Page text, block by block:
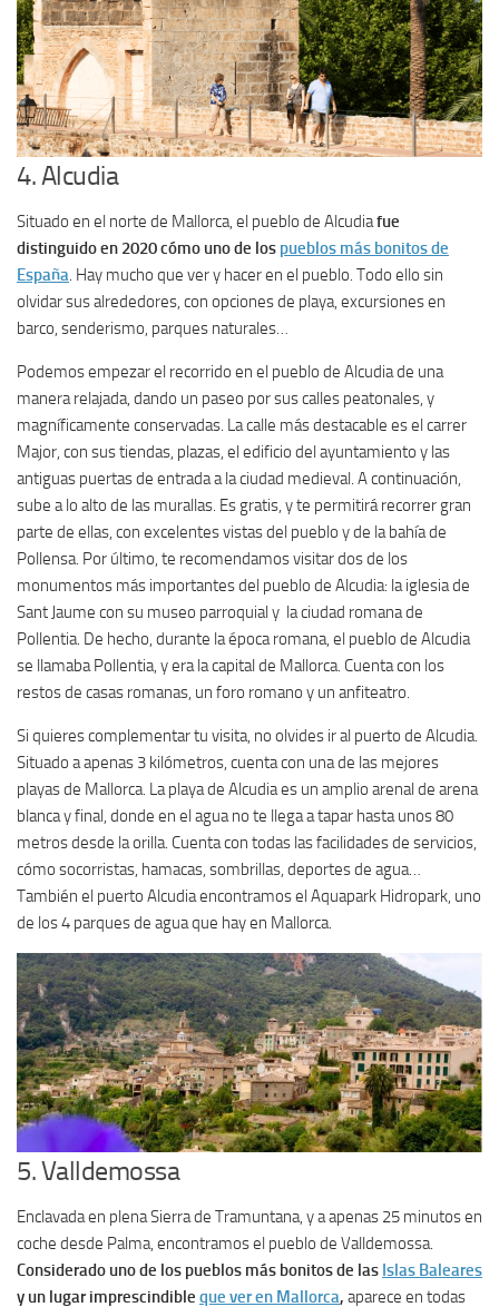
4. Alcudia
Situado en el norte de Mallorca, el pueblo de Alcudiafue
distinguido en 2020 cómo uno de los pueblos más bonitos de
España . Hay mucho que ver y hacer en el pueblo. Todo ello sin
olvidar sus alrededores, con opciones de playa, excursiones en
barco, senderismo, parques naturales…
Podemos empezar el recorrido en el pueblo de Alcudia de una
manera relajada, dando un paseo por sus calles peatonales, y
magníficamente conservadas. La calle más destacable es el carrer
Major, con sus tiendas, plazas, el edificio del ayuntamiento y las
antiguas puertas de entrada a la ciudad medieval. A continuación,
sube a lo alto de las murallas. Es gratis, y te permitirá recorrer gran
parte de ellas, con excelentes vistas del pueblo y de la bahía de
Pollensa. Por último, te recomendamos visitar dos de los
monumentos más importantes del pueblo de Alcudia: la iglesia de
Sant Jaume con su museo parroquial y la ciudad romana de
Pollentia. De hecho, durante la época romana, el pueblo de Alcudia
se llamaba Pollentia, y era la capital de Mallorca. Cuenta con los
restos de casas romanas, un foro romano y un anfiteatro.
Si quieres complementar tu visita, no olvides ir al puerto de Alcudia.
Situado a apenas 3 kilómetros, cuenta con una de las mejores
playas de Mallorca. La playa de Alcudia es un amplio arenal de arena
blanca y final, donde en el agua no te llega a tapar hasta unos 80
metros desde la orilla. Cuenta con todas las facilidades de servicios,
cómo socorristas, hamacas, sombrillas, deportes de agua…
También el puerto Alcudia encontramos el Aquapark Hidropark, uno
de los 4 parques de agua que hay en Mallorca.
5. Valldemossa
Enclavada en plena Sierra de Tramuntana, y a apenas 25 minutos en
coche desde Palma, encontramos el pueblo de Valldemossa.
Considerado uno de los pueblos más bonitos de las Islas Baleares
y un lugar imprescindible que ver en Mallorca, aparece en todas